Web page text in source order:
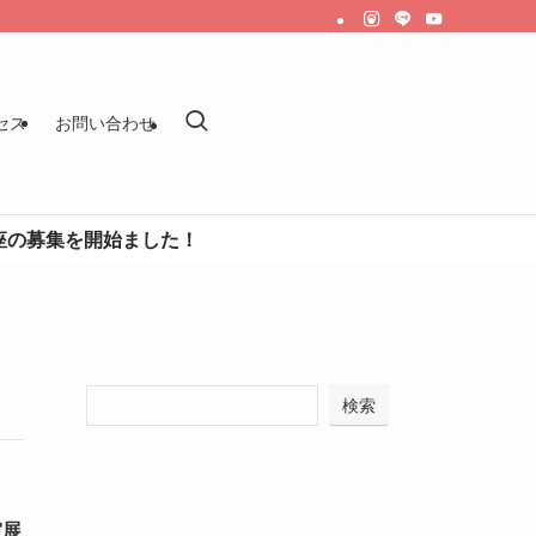
ス お問い合わせ
ました！
検索